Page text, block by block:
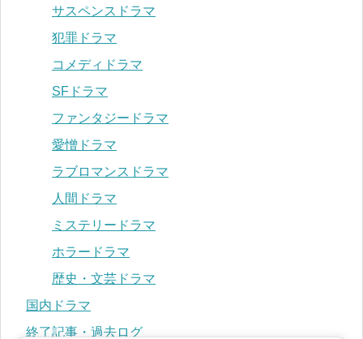
サスペンスドラマ
犯罪ドラマ
コメディドラマ
SFドラマ
ファンタジードラマ
愛憎ドラマ
ラブロマンスドラマ
人間ドラマ
ミステリードラマ
ホラードラマ
歴史・文芸ドラマ
国内ドラマ
終了記事・過去ログ